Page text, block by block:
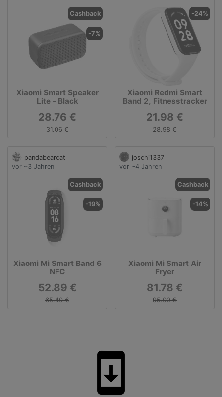
Cashback
-7%
Xiaomi Smart Speaker
Lite - Black
28.76 €
31.06 €
-24%
Xiaomi Redmi Smart
Band 2, Fitnesstracker
21.98 €
28.98 €
pandabearcat
vor ~3 Jahren
Cashback
-19%
Xiaomi Mi Smart Band 6
NFC
52.89 €
65.40 €
joschi1337
vor ~4 Jahren
Cashback
-14%
Xiaomi Mi Smart Air
Fryer
81.78 €
95.00 €
system_update